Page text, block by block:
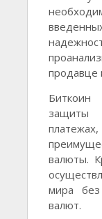
продавце
Биткоин
защиты
валюты.
мира без
валют.